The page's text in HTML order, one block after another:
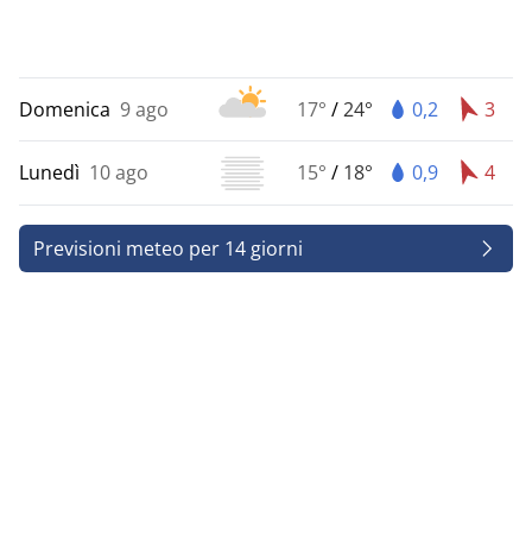
Domenica 9 ago 17° /24° 0,2 3
Lunedì 10 ago 15° / 18° 0,9 4
Previsioni meteo per 14 giorni